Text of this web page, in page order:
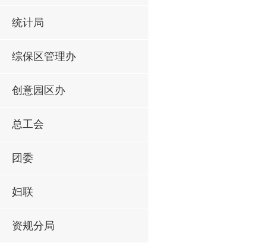
统计局
综保区管理办
创意园区办
总工会
团委
妇联
资规分局